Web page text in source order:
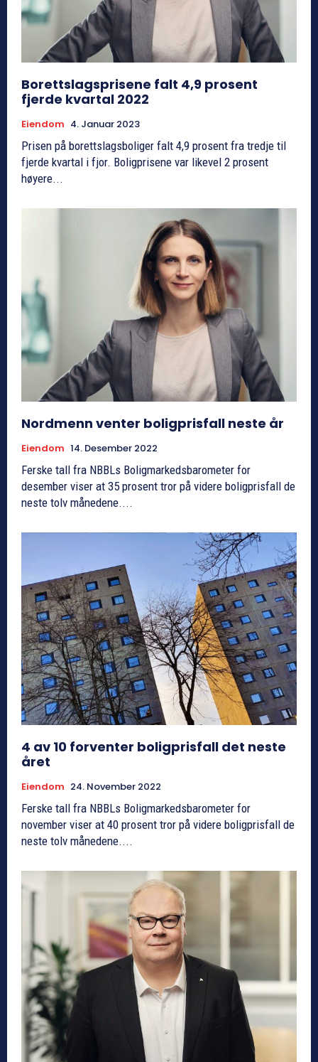
Borettslagsprisene falt 4,9 prosent
fjerde kvartal 2022
Eiendom 4. Januar 2023
Prisen på borettslagsboliger falt 4,9 prosent fra tredje til
fjerde kvartal i fjor. Boligprisene var likevel 2 prosent
høyere...
Nordmenn venter boligprisfall neste år
Eiendom 14. Desember 2022
Ferske tall fra NBBLs Boligmarkedsbarometer for
desember viser at 35 prosent tror på videre boligprisfall de
neste tolv månedene....
4 av 10 forventer boligprisfall det neste
året
Eiendom 24. November 2022
Ferske tall fra NBBLs Boligmarkedsbarometer for
november viser at 40 prosent tror på videre boligprisfall de
neste tolv månedene....